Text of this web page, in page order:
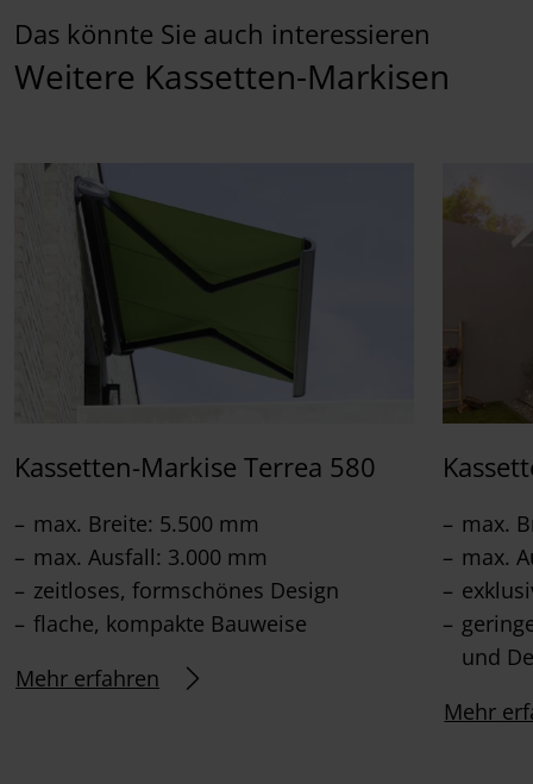
Das könnte Sie auch interessieren
Weitere Kassetten-Markisen
Kassetten-Markise Terrea 580
max. Breite: 5.500 mm
max. Ausfall: 3.000 mm
zeitloses, formschönes Design
flache, kompakte Bauweise
Mehr erfahren
max.
max.
und
Mehr